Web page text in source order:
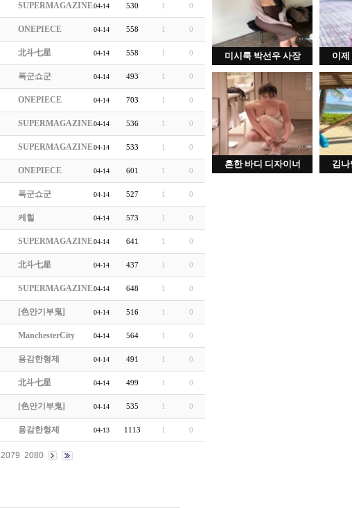
미시룩 박선우 사장 이제
흔한 바디 디자이너 김나
SUPERMAGAZINE04-14 530 1 0
ONEPIECE 04-14 558 1 0
北斗七星 04-14 558 1 0
폭군쇼군 04-14 493 1 0
ONEPIECE 04-14 703 1 0
SUPERMAGAZINE04-14 536 1 0
SUPERMAGAZINE04-14 533 1 0
ONEPIECE 04-14 601 1 0
폭군쇼군 04-14 527 1 0
케힐 04-14 573 1 0
SUPERMAGAZINE04-14 641 1 0
北斗七星 04-14 437 1 0
SUPERMAGAZINE04-14 648 1 0
[色안기부鬼] 04-14 516 1 0
ManchesterCity 04-14 564 1 0
용감한형제 04-14 491 1 0
北斗七星 04-14 499 1 0
[色안기부鬼] 04-14 535 1 0
용감한형제 04-13 1113 1 0
2079 2080